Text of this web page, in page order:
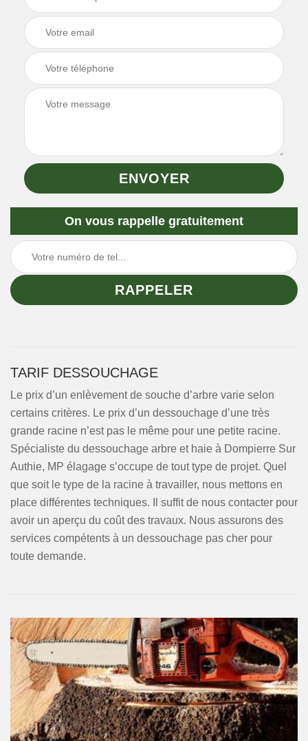
On vous rappelle gratuitement
TARIF DESSOUCHAGE
Le prix d’un enlèvement de souche d’arbre varie selon
certains critères. Le prix d’un dessouchage d’une très
grande racine n’est pas le même pour une petite racine.
Spécialiste du dessouchage arbre et haie à Dompierre Sur
Authie, MP élagage s’occupe de tout type de projet. Quel
que soit le type de la racine à travailler, nous mettons en
place différentes techniques. Il suffit de nous contacter pour
avoir un aperçu du coût des travaux. Nous assurons des
services compétents à un dessouchage pas cher pour
toute demande.